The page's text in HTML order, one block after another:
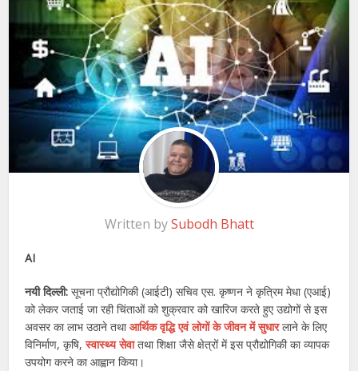
Written bySubodh Bhatt
AI
नयी दिल्ली:सूचना प्रौद्योगिकी (आईटी) सचिव एस. कृष्णन ने कृत्रिम मेधा (एआई)
को लेकर जताई जा रही चिंताओं को शुक्रवार को खारिज करते हुए उद्योगों से इस
अवसर का लाभ उठाने तथाआर्थिक वृद्धि एवं लोगों के जीवन में सुधारलाने के लिए
विनिर्माण, कृषि,स्वास्थ्य सेवातथा शिक्षा जैसे क्षेत्रों में इस प्रौद्योगिकी का व्यापक
उपयोग करने का आह्वान किया।